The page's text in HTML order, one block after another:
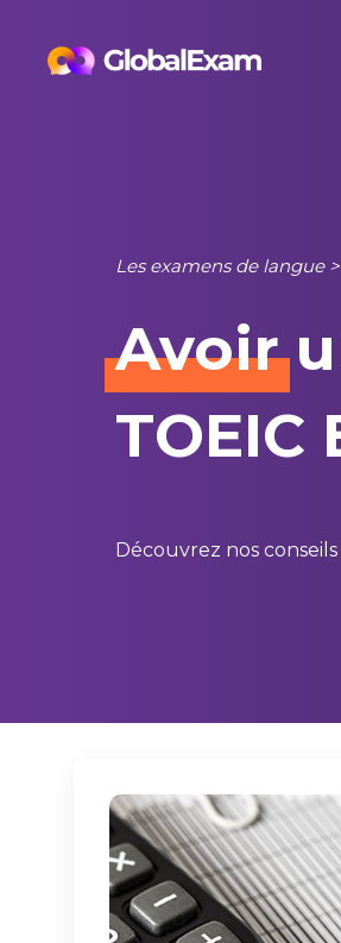
Les examens de langue>
Avoir
TOEIC
Découvrez nos